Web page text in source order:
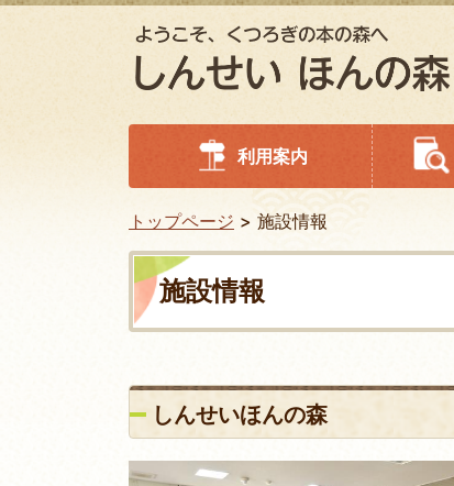
利用案内
トップページ 施設情報
施設情報
しんせいほんの森